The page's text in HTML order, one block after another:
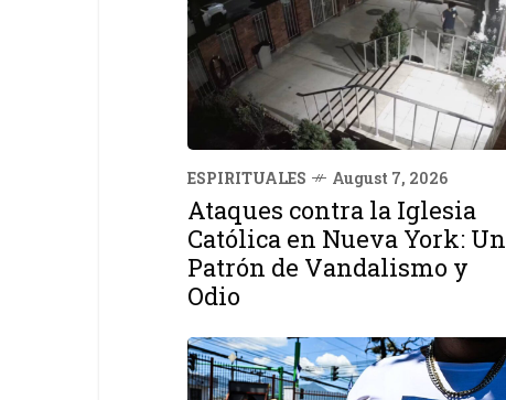
ESPIRITUALES August 7, 2026
Ataques contra la Iglesia
Católica en Nueva York: Un
Patrón de Vandalismo y
Odio